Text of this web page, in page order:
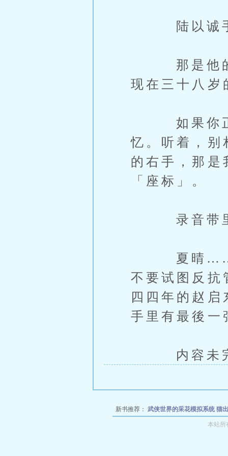
陆以诚手中
那是他的声
现在三十八岁
如果你正在
忆。听着，别
的右手，那是
「座标」。
录音带里
夏晴……是
不要试图反抗
四四年的赵
手里有最後一
内容未完
新书推荐： 武侠世界的采花模拟系统 猫
乡村女
本站所